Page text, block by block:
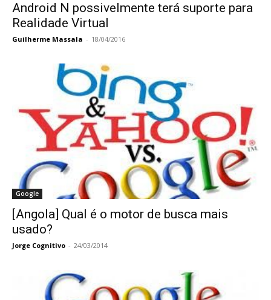
Android N possivelmente terá suporte para
Realidade Virtual
Guilherme Massala - 18/04/2016
Google
[Angola] Qual é o motor de busca mais
usado?
Jorge Cognitivo - 24/03/2014